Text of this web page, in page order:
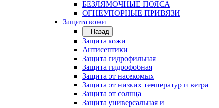
БЕЗЛЯМОЧНЫЕ ПОЯСА
ОГНЕУПОРНЫЕ ПРИВЯЗИ
Защита кожи
Назад
Защита кожи
Антисептики
Защита гидрофильная
Защита гидрофобная
Защита от насекомых
Защита от низких температур и ветра
Защита от солнца
Защита универсальная и